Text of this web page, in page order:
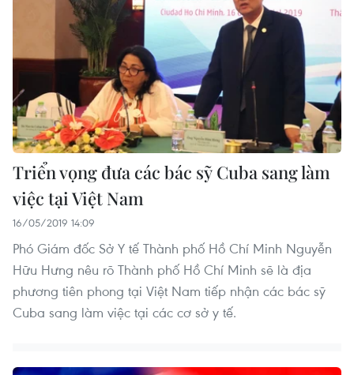
Triển vọng đưa các bác sỹ Cuba sang làm
việc tại Việt Nam
16/05/2019 14:09
Phó Giám đốc Sở Y tế Thành phố Hồ Chí Minh Nguyễn
Hữu Hưng nêu rõ Thành phố Hồ Chí Minh sẽ là địa
phương tiên phong tại Việt Nam tiếp nhận các bác sỹ
Cuba sang làm việc tại các cơ sở y tế.